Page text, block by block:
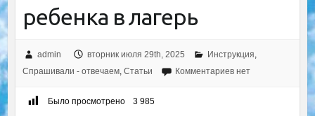
ребенка в лагерь
admin вторник июля 29th, 2025 Инструкция,
Спрашивали - отвечаем, Статьи Комментариев нет
Было просмотрено 3 985